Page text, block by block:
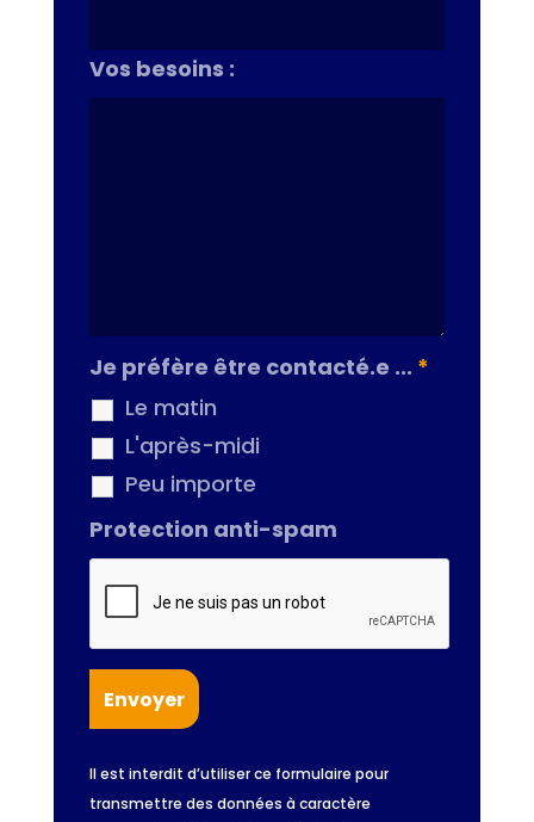
Vos besoins :
Je préfère être contacté.e ... *
Le matin
L'après-midi
Peu importe
Protection anti-spam
Il est interdit d’utiliser ce formulaire pour
transmettre des données à caractère